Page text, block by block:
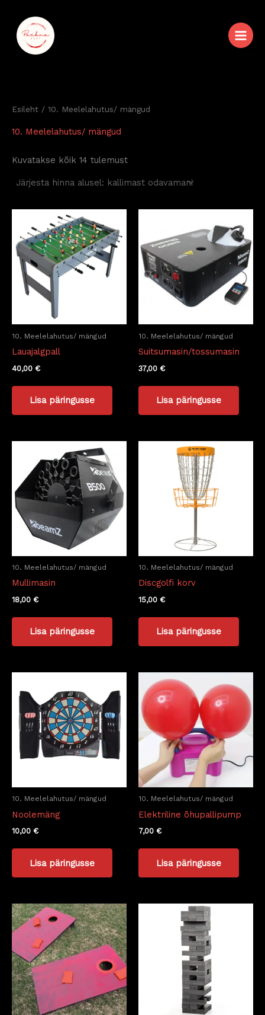
content
Esileht / 10. Meelelahutus/ mängud
10. Meelelahutus/ mängud
Kuvatakse kõik 14 tulemust
10. Meelelahutus/ mängud
Lauajalgpall
40,00 €
Lisa päringusse
10. Meelelahutus/ mängud
Suitsumasin/tossumasin
37,00 €
Lisa päringusse
10. Meelelahutus/ mängud
Mullimasin
18,00 €
Lisa päringusse
10. Meelelahutus/ mängud
Discgolfi korv
15,00 €
Lisa päringusse
10. Meelelahutus/ mängud
Noolemäng
10,00 €
Lisa päringusse
10. Meelelahutus/ mängud
Elektriline õhupallipump
7,00 €
Lisa päringusse